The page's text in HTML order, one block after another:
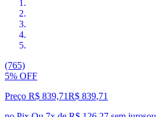
(765)
5% OFF
Preço R$ 839,71R$ 839,71